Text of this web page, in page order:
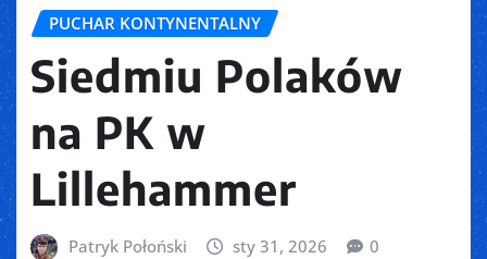
PUCHAR KONTYNENTALNY
Siedmiu Polaków
na PK w
Lillehammer
Patryk Połoński sty 31, 2026 0